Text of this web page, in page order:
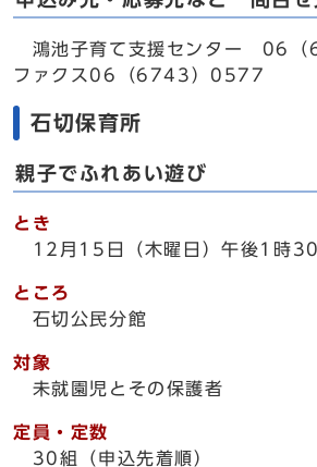
鴻池子育て支援センター 06（
ファクス06（6743）0577
石切保育所
親子でふれあい遊び
とき
12月15日（木曜日）午後1時
ところ
石切公民分館
対象
未就園児とその保護者
定員・定数
30組（申込先着順）